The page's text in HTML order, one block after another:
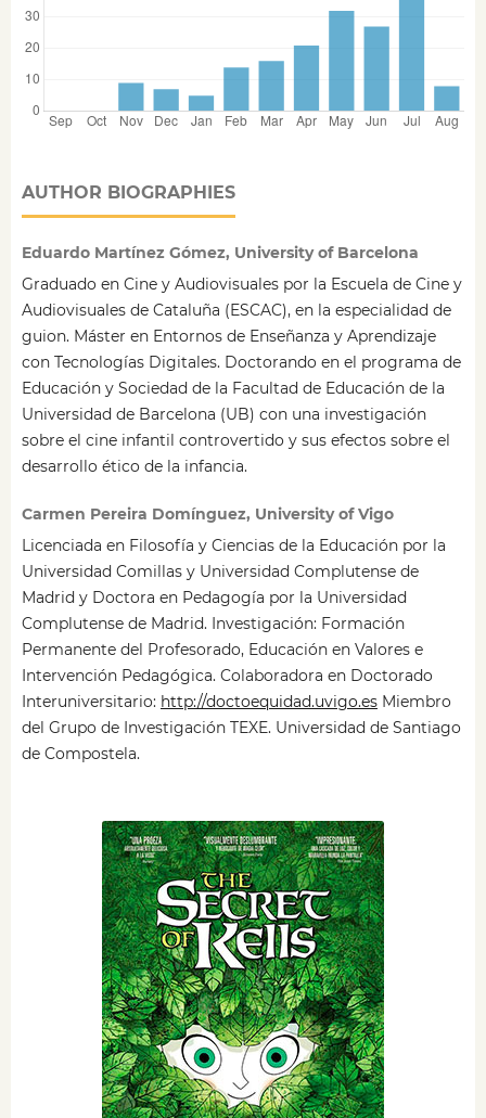
AUTHOR BIOGRAPHIES
Eduardo Martínez Gómez, University of Barcelona
Graduado en Cine y Audiovisuales por la Escuela de Cine y
Audiovisuales de Cataluña (ESCAC), en la especialidad de
guion. Máster en Entornos de Enseñanza y Aprendizaje
con Tecnologías Digitales. Doctorando en el programa de
Educación y Sociedad de la Facultad de Educación de la
Universidad de Barcelona (UB) con una investigación
sobre el cine infantil controvertido y sus efectos sobre el
desarrollo ético de la infancia.
Carmen Pereira Domínguez, University of Vigo
Licenciada en Filosofía y Ciencias de la Educación por la
Universidad Comillas y Universidad Complutense de
Madrid y Doctora en Pedagogía por la Universidad
Complutense de Madrid. Investigación: Formación
Permanente del Profesorado, Educación en Valores e
Intervención Pedagógica. Colaboradora en Doctorado
Interuniversitario: http://doctoequidad.uvigo.esMiembro
del Grupo de Investigación TEXE. Universidad de Santiago
de Compostela.